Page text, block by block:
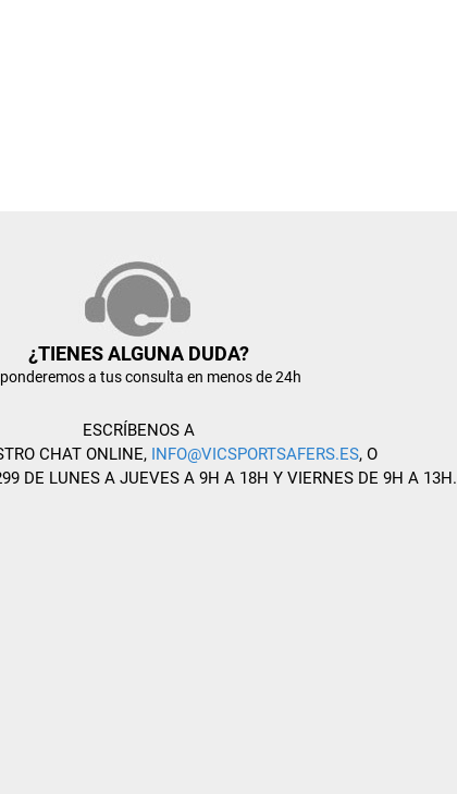
¿TIENES ALGUNA DUDA?
a tus consulta en menos de 24h
ESCRÍBENOS A
CHAT ONLINE, INFO@VICSPORTSAFERS.ES, O
DE LUNES A JUEVES A 9H A 18H Y VIERNES DE 9H A 13H.